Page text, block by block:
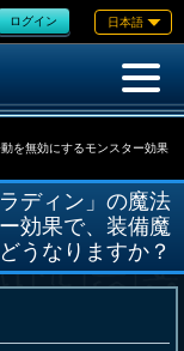
ログイン 日本語
を無効にするモンスター効果
ディン」の魔法
効果で、装備魔
うなりますか？